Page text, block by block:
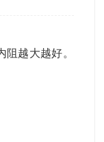
越大越好。